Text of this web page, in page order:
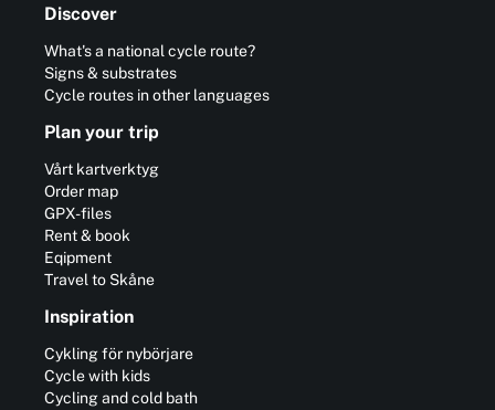
Discover
What's a national cycle route?
Signs & substrates
Cycle routes in other languages
Plan your trip
Vårt kartverktyg
Order map
GPX-files
Rent & book
Eqipment
Travel to Skåne
Inspiration
Cykling för nybörjare
Cycle with kids
Cycling and cold bath